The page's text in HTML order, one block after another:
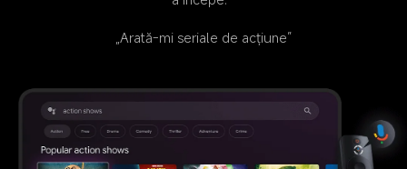
„Arată-mi seriale de acțiune”